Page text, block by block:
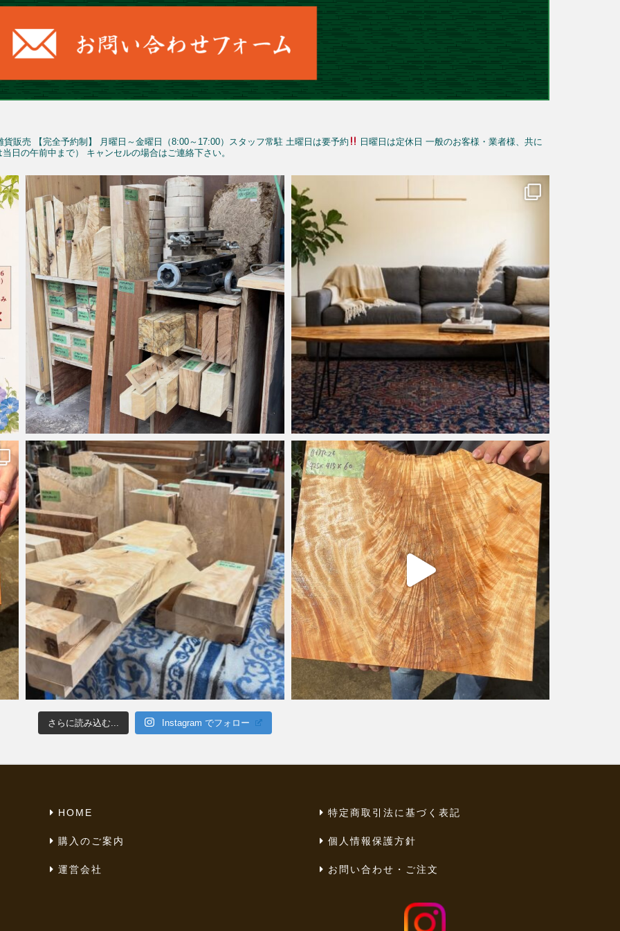
貨販売 【完全予約制】 月曜日～金曜日（8:00～17:00）スタッフ常駐 土曜日は要予約 日曜日は定休日 一般のお客様・業者様、共に
日の午前中まで）
キャンセルの場合はご連絡下さい。
さらに読み込む... Instagram でフォロー
HOME
購入のご案内
運営会社
特定商取引法に基づく表記
個人情報保護方針
お問い合わせ・ご注文